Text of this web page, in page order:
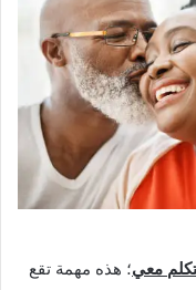
معي؛ هذه مهمة تقع